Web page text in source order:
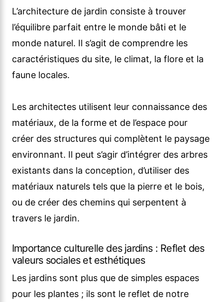
L’architecture de jardin consiste à trouver
l’équilibre parfait entre le monde bâti et le
monde naturel. Il s’agit de comprendre les
caractéristiques du site, le climat, la flore et la
faune locales.
Les architectes utilisent leur connaissance des
matériaux, de la forme et de l’espace pour
créer des structures qui complètent le paysage
environnant. Il peut s’agir d’intégrer des arbres
existants dans la conception, d’utiliser des
matériaux naturels tels que la pierre et le bois,
ou de créer des chemins qui serpentent à
travers le jardin.
Importance culturelle des jardins : Reflet des
valeurs sociales et esthétiques
Les jardins sont plus que de simples espaces
pour les plantes ; ils sont le reflet de notre